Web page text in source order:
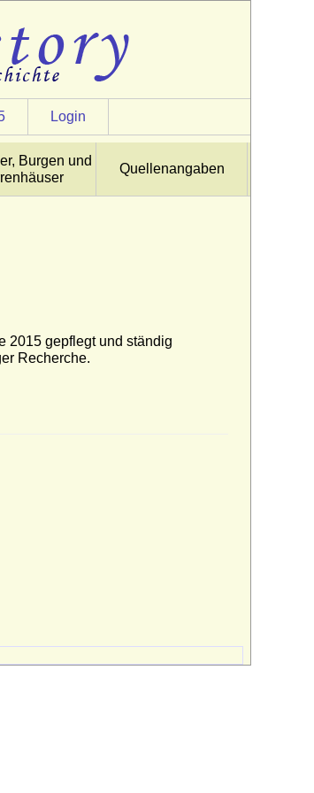
Login
Burgen und
Quellenangaben
2015 gepflegt und ständig
Recherche.